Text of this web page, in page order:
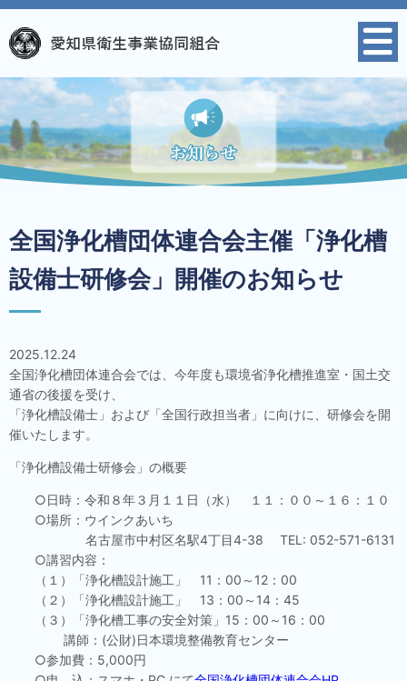
全国浄化槽団体連合会主催「浄化槽
設備士研修会」開催のお知らせ
2025.12.24
全国浄化槽団体連合会では、今年度も環境省浄化槽推進室・国土交
通省の後援を受け、
「浄化槽設備士」および「全国行政担当者」に向けに、研修会を開
催いたします。
「浄化槽設備士研修会」の概要
○日時：令和８年３月１１日（水） １１：００～１６：１０
○場所：ウインクあいち
名古屋市中村区名駅4丁目4-38 TEL: 052-571-6131
○講習内容：
（１）「浄化槽設計施工」 11：00～12：00
（２）「浄化槽設計施工」 13：00～14：45
（３）「浄化槽工事の安全対策」15：00～16：00
講師：(公財)日本環境整備教育センター
○参加費：5,000円